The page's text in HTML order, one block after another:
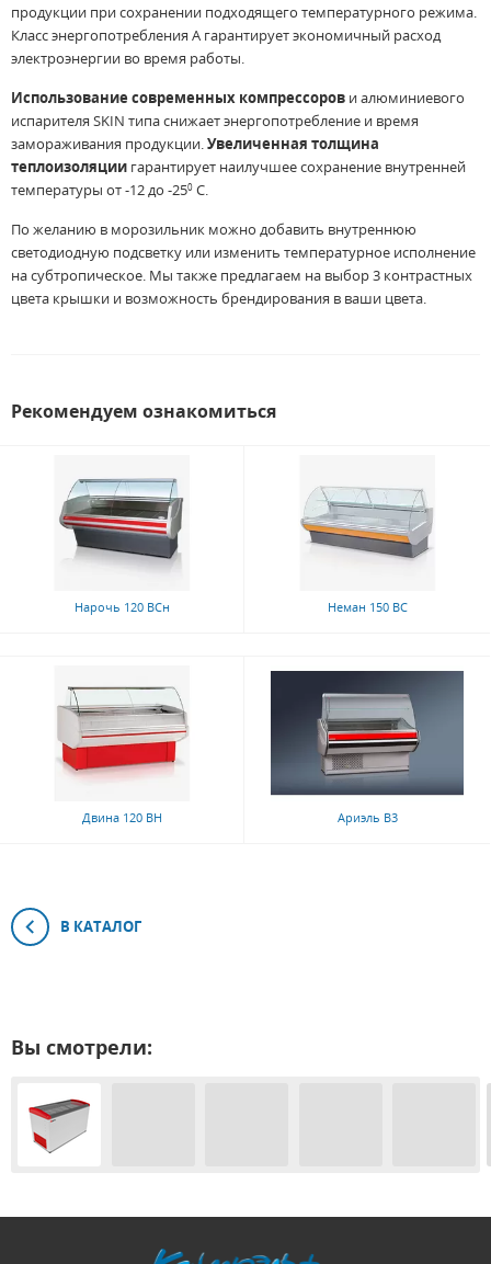
продукции при сохранении подходящего температурного режима.
Класс энергопотребления А гарантирует экономичный расход
электроэнергии во время работы.
Использование современных компрессоров и алюминиевого
испарителя SKIN типа снижает энергопотребление и время
замораживания продукции.Увеличенная толщина
теплоизоляции гарантирует наилучшее сохранение внутренней
температуры от -12 до -250 С.
По желанию в морозильник можно добавить внутреннюю
светодиодную подсветку или изменить температурное исполнение
на субтропическое. Мы также предлагаем на выбор 3 контрастных
цвета крышки и возможность брендирования в ваши цвета.
Рекомендуем ознакомиться
Нарочь 120 ВСн Неман 150 ВС
Двина 120 ВН Ариэль В3
В КАТАЛОГ
Вы смотрели: